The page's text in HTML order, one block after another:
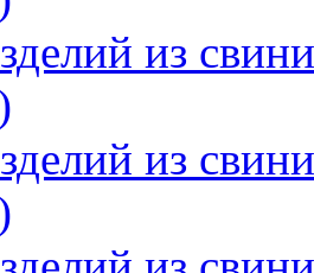
из
из